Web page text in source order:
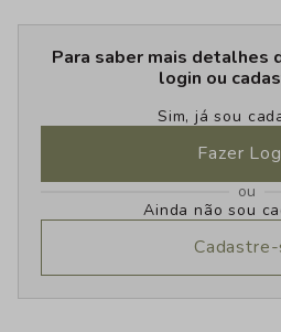
Para saber mais detalhes
login ou
Sim, já sou
Fazer
ou
Ainda não sou